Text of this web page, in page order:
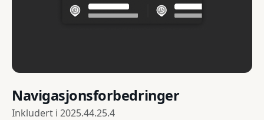
Navigasjonsforbedringer
Inkludert i 2025.44.25.4